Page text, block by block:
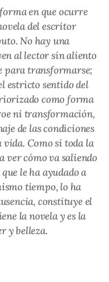
en que ocurre
del escritor
No hay una
al lector sin aliento
para transformarse;
estricto sentido del
como forma
ni transformación,
de las condiciones
vida. Como si toda la
cómo va saliendo
le ha ayudado a
tiempo, lo ha
constituye el
la novela y es la
y belleza.